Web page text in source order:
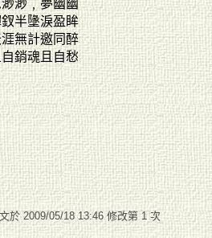
渺渺﹐夢幽幽
半墬淚盈眸
涯無計邀同醉
銷魂且自愁
於2009/05/18 13:46 修改第 1 次